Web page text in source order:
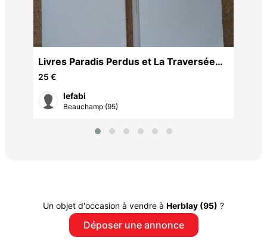
Livres Paradis Perdus et La Traversée
Des Temps
25 €
lefabi
Beauchamp (95)
Un objet d'occasion à vendre à Herblay (95) ?
Déposer une annonce